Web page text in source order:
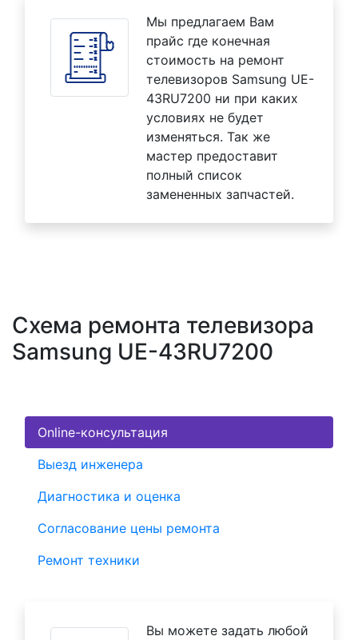
Мы предлагаем Вам
прайс где конечная
стоимость на ремонт
телевизоров Samsung UE-
43RU7200 ни при каких
условиях не будет
изменяться. Так же
мастер предоставит
полный список
замененных запчастей.
Схема ремонта телевизора
Samsung UE-43RU7200
Online-консультация
Выезд инженера
Диагностика и оценка
Согласование цены ремонта
Ремонт техники
Вы можете задать любой